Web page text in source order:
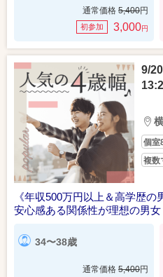
通常価格 5,400円
初参加 3,000円
9/
個室
複数
《年収500万円以上＆高学歴の
安心感ある関係性が理想の男女
34〜38歳
通常価格 5,400円